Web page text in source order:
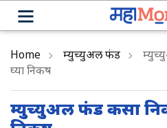
Home म्युच्युअल फंड
घ्या निकष
म्युच्युअल फंड कसा